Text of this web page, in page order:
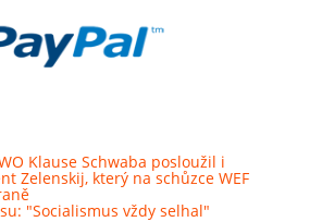
Klause Schwaba posloužil i
Zelenskij, který na schůzce WEF
"Socialismus vždy selhal"